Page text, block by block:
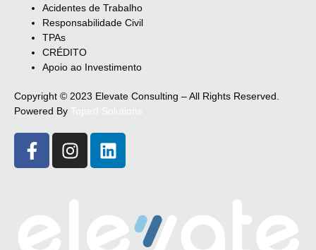
Acidentes de Trabalho
Responsabilidade Civil
TPAs
CRÉDITO
Apoio ao Investimento
Copyright © 2023 Elevate Consulting – All Rights Reserved.
Powered By